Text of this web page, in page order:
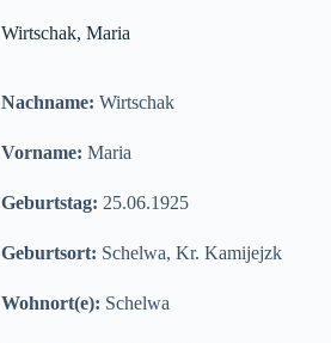
Wirtschak, Maria
Nachname: Wirtschak
Vorname: Maria
Geburtstag: 25.06.1925
Geburtsort: Schelwa, Kr. Kamijejzk
Wohnort(e): Schelwa